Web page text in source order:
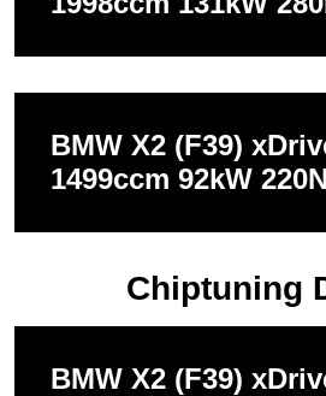
BMW X2 (F39)
1499ccm 92kW
Chiptuning
BMW X2 (F39)